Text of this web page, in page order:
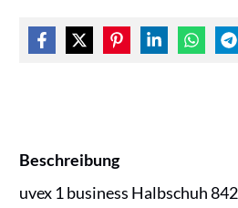
Beschreibung
uvex 1 business Halbschuh